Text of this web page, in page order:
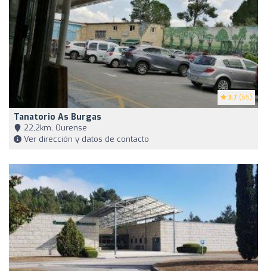
3.7 (65)
Tanatorio As Burgas
22,2km, Ourense
Ver dirección y datos de contacto